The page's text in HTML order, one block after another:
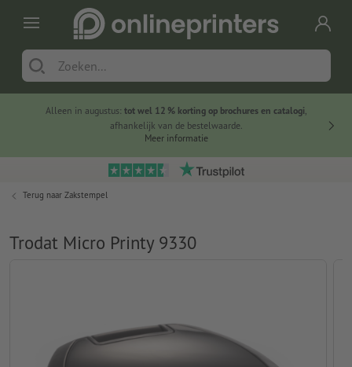
Alleen in augustus: tot wel 12 % korting op brochures en catalogi,
afhankelijk van de bestelwaarde.
Meer informatie
Terug naar Zakstempel
Trodat Micro Printy 9330